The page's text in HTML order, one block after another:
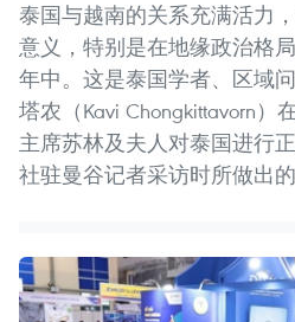
泰国与越南的关系充满活力
意义，特别是在地缘政治格
年中。这是泰国学者、区域
塔农（Kavi Chongkittavorn）
主席苏林及夫人对泰国进行
社驻曼谷记者采访时所做出的